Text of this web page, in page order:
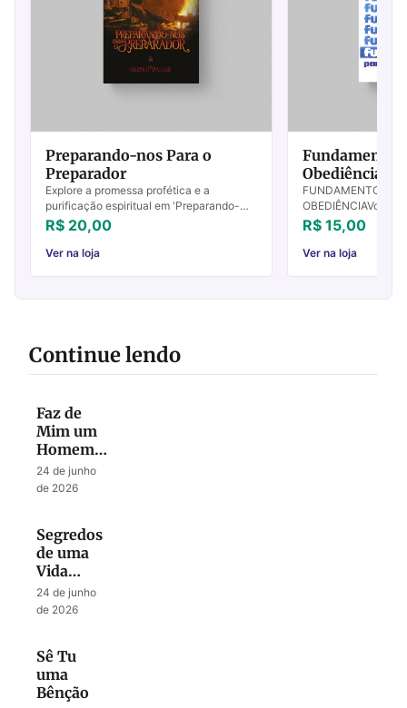
Preparando-nos Para o
Preparador
Explore a promessa profética e a
purificação espiritual em 'Preparando-
nos Para o Preparador'. Prepare seu
caminho interior hoje!
R$ 20,00
Ver na loja
Fundamentos
Obediência -
FUNDAMENTOS
Destruídos os
fazer o justo?
de apresentar es...
R$ 15,00
Ver na loja
Continue lendo
Faz de
Mim um
Homem
Segundo
o Teu
24 de junho
de 2026
Segredos
de uma
Vida
Abençoada
por Deus
24 de junho
de 2026
Sê Tu
uma
Bênção